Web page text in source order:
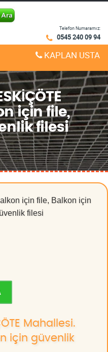
Telefon Numaramız:
0545 240 09 94
KAPLAN USTA
için file,
filesi
için file, Balkon için
filesi
Mahallesi.
için güvenlik